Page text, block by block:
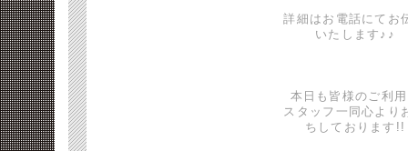
詳細はお電話にてお
いたします♪♪
本日も皆様のご利
スタッフ一同心より
ちしております!!